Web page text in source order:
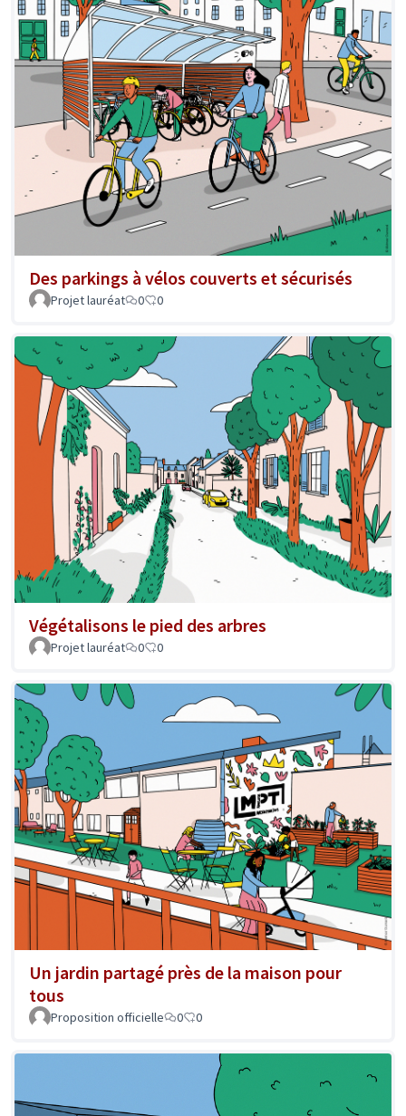
Des parkings à vélos couverts et sécurisés
Projet lauréat 0 0
Végétalisons le pied des arbres
Projet lauréat 0 0
Un jardin partagé près de la maison pour
tous
Proposition officielle 0 0